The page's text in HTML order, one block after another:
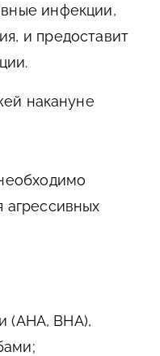
инфекции,
и предоставит
накануне
агрессивных
(AHA, BHA),